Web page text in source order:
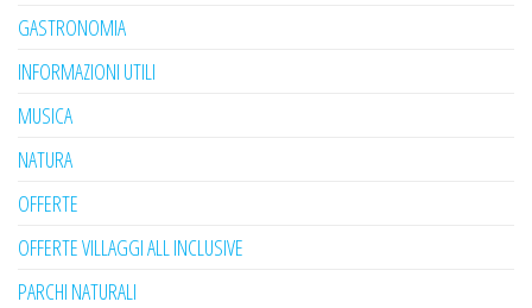
GASTRONOMIA
INFORMAZIONI UTILI
MUSICA
NATURA
OFFERTE
OFFERTE VILLAGGI ALL INCLUSIVE
PARCHI NATURALI